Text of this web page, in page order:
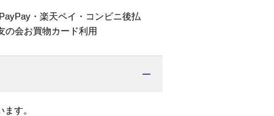
・楽天ペイ・コンビニ後払
の会お買物カード利用
す。